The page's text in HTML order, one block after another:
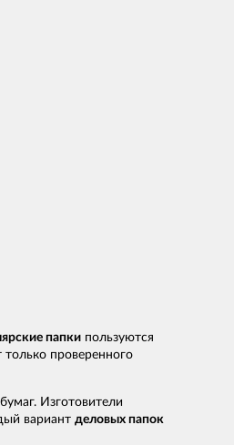
папки пользуются
только проверенного
Изготовители
вариант деловых папок